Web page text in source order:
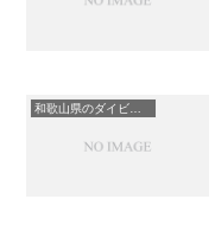
和歌山県のダイビングスポット・ポイント一覧